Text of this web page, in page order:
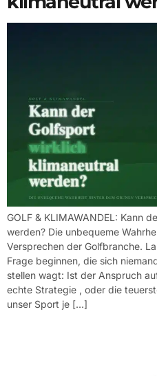
GOLF & KLIMAWANDEL: Kann
werden? Die unbequeme
Versprechen der Golfbranche.
Frage beginnen, die sich
stellen wagt: Ist der Anspruch
echte Strategie , oder die
unser Sport je […]